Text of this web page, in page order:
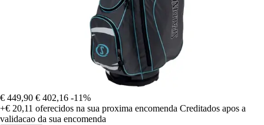
€ 449,90 € 402,16 -11%
+€ 20,11 oferecidos na sua proxima encomenda Creditados apos a
validacao da sua encomenda